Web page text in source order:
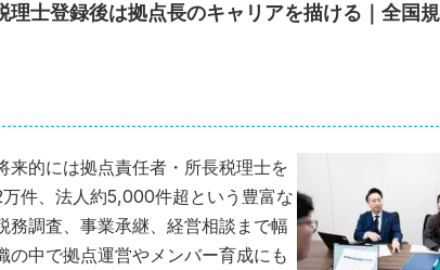
理士登録後は拠点長のキャリアを描ける｜全国
来的には拠点責任者・所長税理士を
件、法人約5,000件超という豊富な
務調査、事業承継、経営相談まで幅
の中で拠点運営やメンバー育成にも